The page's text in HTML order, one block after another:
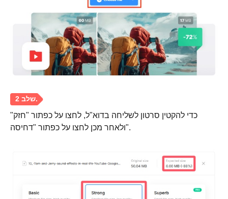
כדי להקטין סרטון לשליחה בדוא"ל, לחצו על כפתור "חזק"
ולאחר מכן לחצו על כפתור "דחיסה".